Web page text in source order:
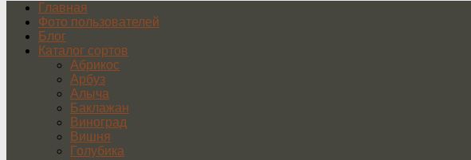
Главная
Фото пользователей
Блог
Каталог сортов
Абрикос
Арбуз
Алыча
Баклажан
Виноград
Вишня
Голубика